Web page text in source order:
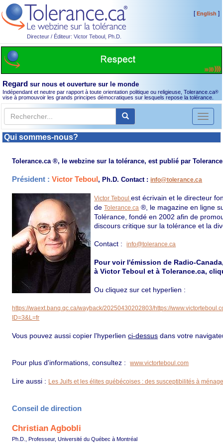
Directeur / Éditeur: Victor Teboul, Ph.D.
[English ]
Regard sur nous et ouverture sur le monde
Indépendant et neutre par rapport à toute orientation politique ou religieuse, Tolerance.ca®
vise à promouvoir les grands principes démocratiques sur lesquels repose la tolérance.
Toggle
Qui sommes-nous?
Tolerance.ca ®, le webzine sur la tolérance, est publié par
Président : Victor Teboul, Ph.D. Contact :info@tolerance.ca
Victor Teboulest écrivain et le directeur
deTolerance.ca ®, le magazine en ligne
Tolérance, fondé en 2002 afin de
discours critique sur la tolérance et la
Contact :info@tolerance.ca
Pour voir l'émission de Radio-
à Victor Teboul et à Tolerance.ca,
Ou cliquez sur cet hyperlien :
https://waext.banq.qc.ca/wayback/20250430202803/https://
ID=3&L=fr
Vous pouvez aussi copier l'hyperlienci-dessus dans votre
Pour plus d'informations, consultez :www.victorteboul.com
Lire aussi : Les Juifs et les élites québécoises : des susceptibilités à
Conseil de direction
Christian Agbobli
Ph.D., Professeur, Université du Québec à Montréal